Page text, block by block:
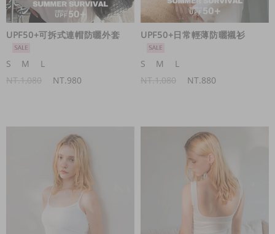
UPF50+可拆式連帽防曬外套
S M
L
NT.1,080
NT.980
UPF50+日常輕薄防曬襯衫
S M
L
NT.1,080
NT.880